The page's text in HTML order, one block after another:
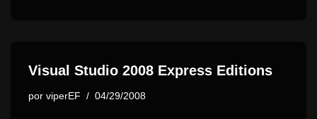
Visual Studio 2008 Express Editions
por viperEF 04/29/2008